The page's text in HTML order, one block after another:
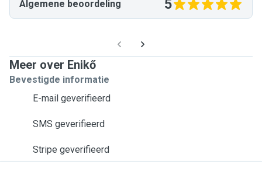
Algemene beoordeling 5
Meer over Enikő
Bevestigde informatie
E-mail geverifieerd
SMS geverifieerd
Stripe geverifieerd